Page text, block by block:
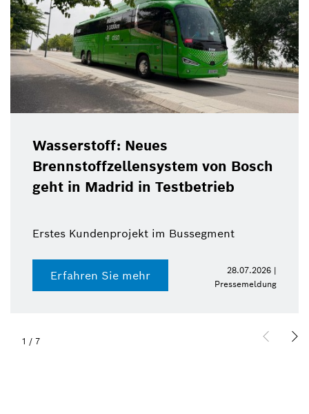
Wasserstoff: Neues
Brennstoffzellensystem von Bosch
geht in Madrid in Testbetrieb
Erstes Kundenprojekt im Bussegment
Erfahren Sie mehr
28.07.2026 |
Pressemeldung
1 / 7